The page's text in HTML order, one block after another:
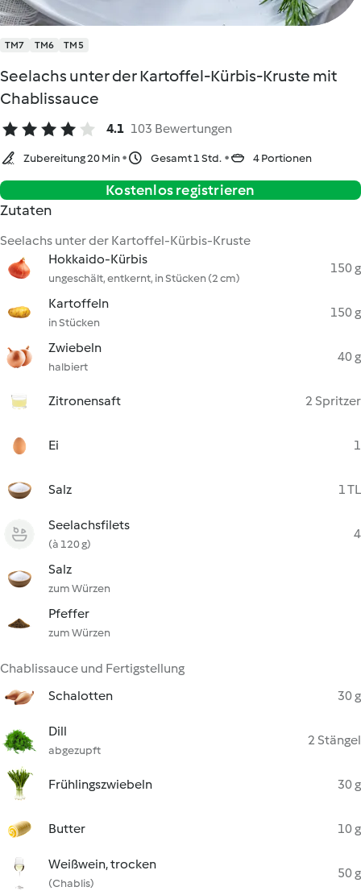
TM7 TM6 TM5
Seelachs unter der Kartoffel-Kürbis-Kruste mit
Chablissauce
4.1 103 Bewertungen
Zubereitung 20 Min Gesamt 1 Std. 4 Portionen
Kostenlos registrieren
Zutaten
Seelachs unter der Kartoffel-Kürbis-Kruste
Hokkaido-Kürbis
ungeschält, entkernt, in Stücken (2 cm)
150 g
Kartoffeln
in Stücken
150 g
Zwiebeln
halbiert
40 g
Zitronensaft 2 Spritzer
Ei 1
Salz 1 TL
Seelachsfilets
(à 120 g)
4
Salz
zum Würzen
Pfeffer
zum Würzen
Chablissauce und Fertigstellung
Schalotten
30 g
Dill
abgezupft
2 Stängel
Frühlingszwiebeln 30 g
Butter 10 g
Weißwein, trocken
(Chablis)
50 g